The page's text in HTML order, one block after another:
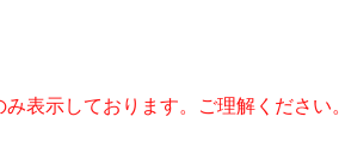
表示しております。ご理解ください。